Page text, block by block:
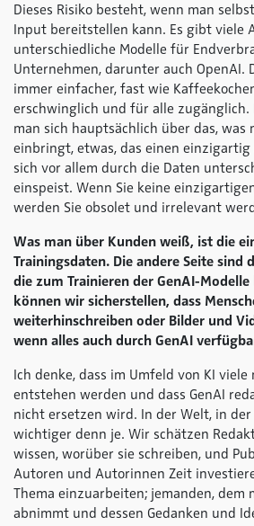
Dieses Risiko besteht, wenn man
Input bereitstellen kann. Es gibt viele
unterschiedliche Modelle für
Unternehmen, darunter auch OpenAI.
immer einfacher, fast wie
erschwinglich und für alle
man sich hauptsächlich über das, was
einbringt, etwas, das einen einzigartig
sich vor allem durch die Daten
einspeist. Wenn Sie keine
werden Sie obsolet und irrelevant
Was man über Kunden weiß, ist die
Trainingsdaten. Die andere Seite sind
die zum Trainieren der GenAI-
können wir sicherstellen, dass
weiterhinschreiben oder Bilder und
wenn alles auch durch GenAI
Ich denke, dass im Umfeld von KI
entstehen werden und dass GenAI
nicht ersetzen wird. In der Welt, in
wichtiger denn je. Wir schätzen
wissen, worüber sie schreiben, und
Autoren und Autorinnen Zeit
Thema einzuarbeiten; jemanden, dem
abnimmt und dessen Gedanken und